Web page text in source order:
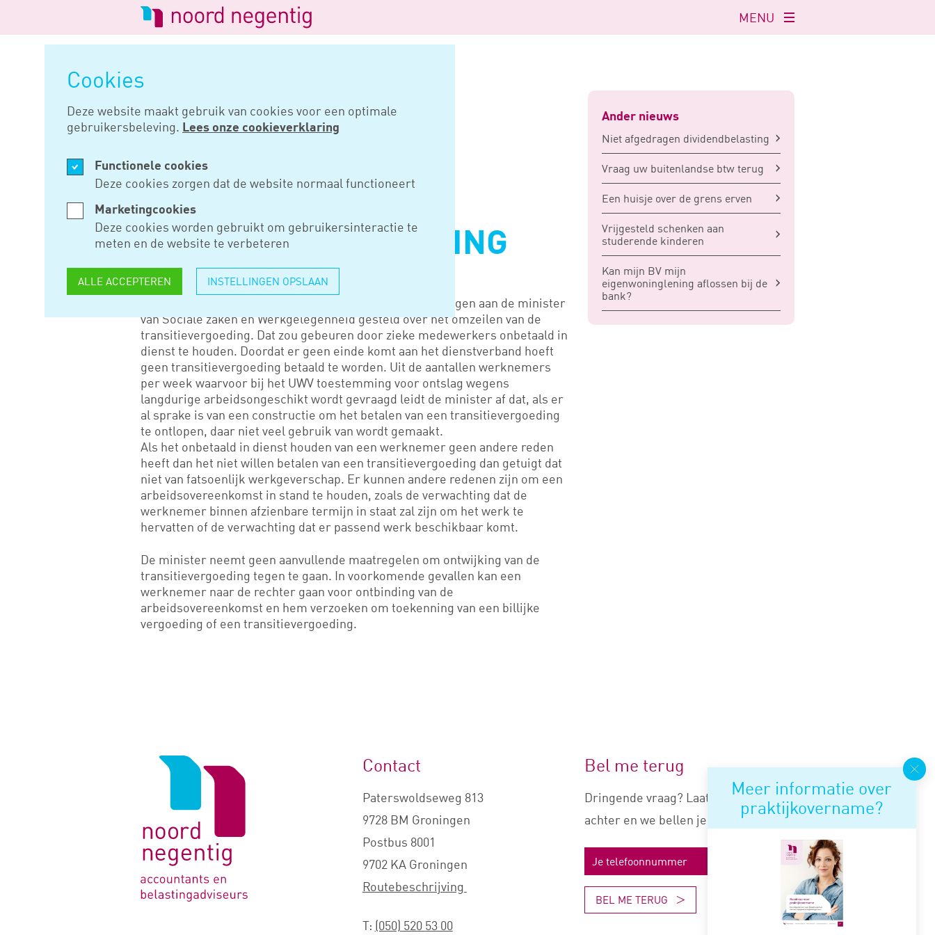
Cookies
Deze website maakt gebruik van cookies voor een optimale
gebruikersbeleving. Lees onze cookieverklaring
Functionele cookies
Deze cookies zorgen dat de website normaal functioneert
Marketingcookies
Deze cookies worden gebruikt om gebruikersinteractie te
meten en de website te verbeteren
ALLE ACCEPTEREN INSTELLINGEN OPSLAAN
Logo
van
Noord
Negentig
Navigatie
openen
MENU
SEP 10, 2015
KAMERVRAGEN
ONTWIJKEN
TRANSITIEVERGOEDING
Naar aanleiding van berichten in de media zijn Kamervragen aan de minister
van Sociale zaken en Werkgelegenheid gesteld over het omzeilen van de
transitievergoeding. Dat zou gebeuren door zieke medewerkers onbetaald in
dienst te houden. Doordat er geen einde komt aan het dienstverband hoeft
geen transitievergoeding betaald te worden. Uit de aantallen werknemers
per week waarvoor bij het UWV toestemming voor ontslag wegens
langdurige arbeidsongeschikt wordt gevraagd leidt de minister af dat, als er
al sprake is van een constructie om het betalen van een transitievergoeding
te ontlopen, daar niet veel gebruik van wordt gemaakt.
Als het onbetaald in dienst houden van een werknemer geen andere reden
heeft dan het niet willen betalen van een transitievergoeding dan getuigt dat
niet van fatsoenlijk werkgeverschap. Er kunnen andere redenen zijn om een
arbeidsovereenkomst in stand te houden, zoals de verwachting dat de
werknemer binnen afzienbare termijn in staat zal zijn om het werk te
hervatten of de verwachting dat er passend werk beschikbaar komt.
De minister neemt geen aanvullende maatregelen om ontwijking van de
transitievergoeding tegen te gaan. In voorkomende gevallen kan een
werknemer naar de rechter gaan voor ontbinding van de
arbeidsovereenkomst en hem verzoeken om toekenning van een billijke
vergoeding of een transitievergoeding.
Ander nieuws
Niet afgedragen dividendbelasting
Vraag uw buitenlandse btw terug
Een huisje over de grens erven
Vrijgesteld schenken aan
studerende kinderen
Kan mijn BV mijn
eigenwoninglening aflossen bij de
bank?
Meer informatie over
praktijkovername?
Logo
Contact
Paterswoldseweg 813
9728 BM Groningen
Postbus 8001
9702 KA Groningen
Routebeschrijving
T: (050) 520 53 00
Bel me terug
Dringende vraag? Laat je nummer
achter en we bellen je snel terug.
BEL ME TERUG